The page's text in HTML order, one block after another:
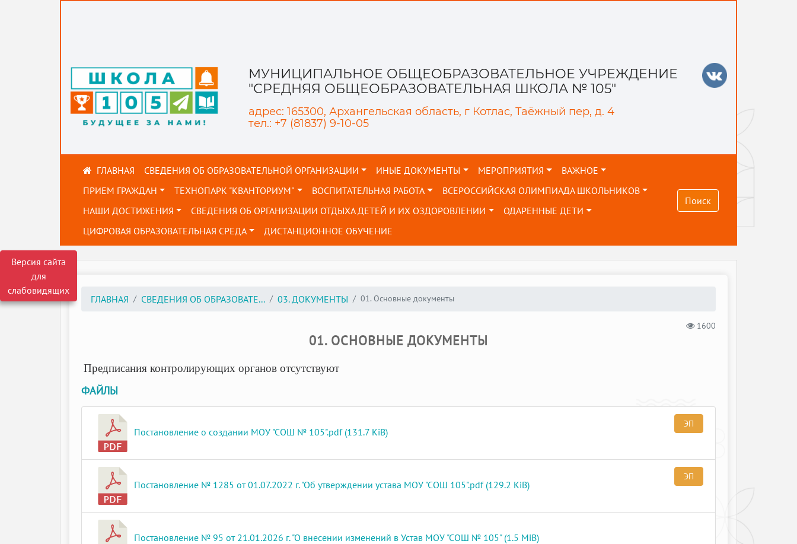
Версия сайта
для
слабовидящих
МУНИЦИПАЛЬНОЕ ОБЩЕОБРАЗОВАТЕЛЬНОЕ УЧРЕЖДЕНИЕ
"СРЕДНЯЯ ОБЩЕОБРАЗОВАТЕЛЬНАЯ ШКОЛА № 105"
адрес: 165300, Архангельская область, г Котлас, Таёжный пер, д. 4
тел.: +7 (81837) 9-10-05
СВЕДЕНИЯ ОБ ОБРАЗОВАТЕЛЬНОЙ ОРГАНИЗАЦИИ ИНЫЕ ДОКУМЕНТЫ МЕРОПРИЯТИЯ
ВАЖНОЕ
ПРИЕМ ГРАЖДАН
ТЕХНОПАРК "КВАНТОРИУМ" ВОСПИТАТЕЛЬНАЯ РАБОТА
ВСЕРОССИЙСКАЯ ОЛИМПИАДА ШКОЛЬНИКОВ
НАШИ ДОСТИЖЕНИЯ
СВЕДЕНИЯ ОБ ОРГАНИЗАЦИИ ОТДЫХА ДЕТЕЙ И ИХ ОЗДОРОВЛЕНИИ
ОДАРЕННЫЕ ДЕТИ
ЦИФРОВАЯ ОБРАЗОВАТЕЛЬНАЯ СРЕДА
ДИСТАНЦИОННОЕ ОБУЧЕНИЕ
Поиск
ГЛАВНАЯ СВЕДЕНИЯ ОБ ОБРАЗОВАТЕ... 03. ДОКУМЕНТЫ 01. Основные документы
1600
01. ОСНОВНЫЕ ДОКУМЕНТЫ
Предписания контролирующих органов отсутствуют
ФАЙЛЫ
Постановление о создании МОУ "СОШ № 105".pdf (131.7 KiB)
ЭП
Постановление № 1285 от 01.07.2022 г. "Об утверждении устава МОУ "СОШ 105".pdf (129.2 KiB)
ЭП
Постановление № 95 от 21.01.2026 г. "О внесении изменений в Устав МОУ "СОШ № 105" (1.5 MiB)